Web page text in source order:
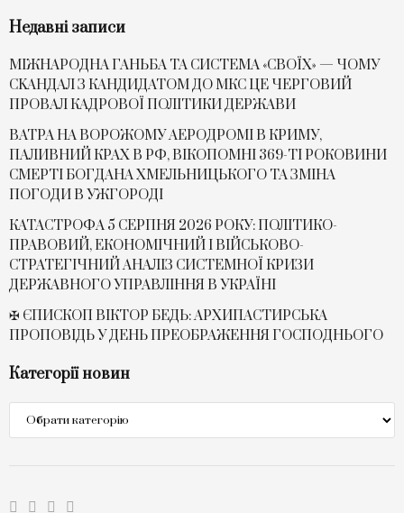
Недавні записи
МІЖНАРОДНА ГАНЬБА ТА СИСТЕМА «СВОЇХ» — ЧОМУ
СKАНДАЛ З КАНДИДАТОМ ДО МКС ЦЕ ЧЕРГОВИЙ
ПРОВАЛ КАДРОВОЇ ПОЛІТИКИ ДЕРЖАВИ
ВАТРА НА ВОРОЖОМУ АЕРОДРОМІ В КРИМУ,
ПАЛИВНИЙ КРАХ В РФ, ВІКОПОМНІ 369-ТІ РОКОВИНИ
СМЕРТІ БОГДАНА ХМЕЛЬНИЦЬКОГО ТА ЗМІНА
ПОГОДИ В УЖГОРОДІ
КАТАСТРОФА 5 СЕРПНЯ 2026 РОКУ: ПОЛІТИКО-
ПРАВОВИЙ, ЕКОНОМІЧНИЙ І ВІЙСЬКОВО-
СТРАТЕГІЧНИЙ АНАЛІЗ СИСТЕМНОЇ КРИЗИ
ДЕРЖАВНОГО УПРАВЛІННЯ В УКРАЇНІ
✠ ЄПИСКОП ВІКТОР БЕДЬ: АРХИПАСТИРСЬКА
ПРОПОВІДЬ У ДЕНЬ ПРЕОБРАЖЕННЯ ГОСПОДНЬОГО
Категорії новин
новин